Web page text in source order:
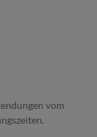
vom